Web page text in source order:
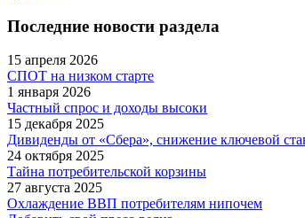
Последние новости раздела
15 апреля 2026
СПОТ на низком старте
1 января 2026
Частный спрос и доходы высоки
15 декабря 2025
Дивиденды от «Сбера», снижение ключевой
24 октября 2025
Тайна потребительской корзины
27 августа 2025
Охлаждение ВВП потребителям нипочем